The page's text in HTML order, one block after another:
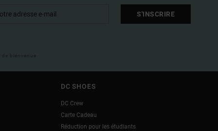
S'INSCRIRE
bienvenue
DC SHOES
DC Crew
Carte Cadeau
Réduction pour les étudiants